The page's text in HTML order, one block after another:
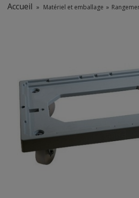
Accueil » Matériel et emballage »